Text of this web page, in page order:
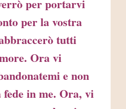
per portarvi
per la vostra
tutti
Ora vi
e non
fede in me. Ora, vi